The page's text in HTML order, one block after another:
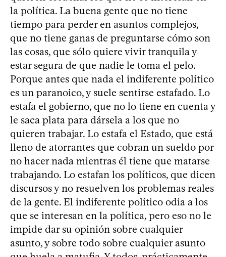
la política. La buena gente que no tiene
tiempo para perder en asuntos complejos,
que no tiene ganas de preguntarse cómo son
las cosas, que sólo quiere vivir tranquila y
estar segura de que nadie le toma el pelo.
Porque antes que nada el indiferente político
es un paranoico, y suele sentirse estafado. Lo
estafa el gobierno, que no lo tiene en cuenta y
le saca plata para dársela a los que no
quieren trabajar. Lo estafa el Estado, que está
lleno de atorrantes que cobran un sueldo por
no hacer nada mientras él tiene que matarse
trabajando. Lo estafan los políticos, que dicen
discursos y no resuelven los problemas reales
de la gente. El indiferente político odia a los
que se interesan en la política, pero eso no le
impide dar su opinión sobre cualquier
asunto, y sobre todo sobre cualquier asunto